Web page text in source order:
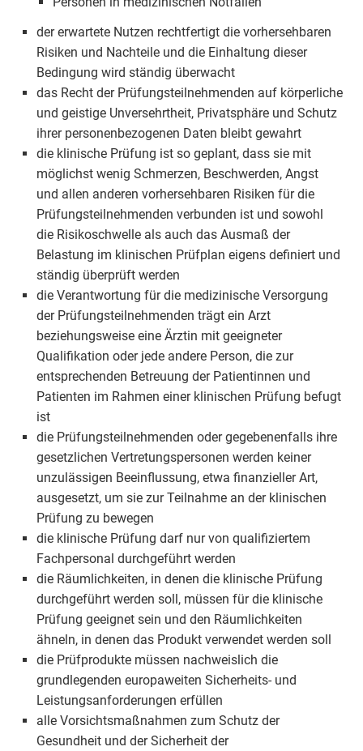
der erwartete Nutzen rechtfertigt die vorhersehbaren
Risiken und Nachteile und die Einhaltung dieser
Bedingung wird ständig überwacht
das Recht der Prüfungsteilnehmenden auf körperliche
und geistige Unversehrtheit, Privatsphäre und Schutz
ihrer personenbezogenen Daten bleibt gewahrt
die klinische Prüfung ist so geplant, dass sie mit
möglichst wenig Schmerzen, Beschwerden, Angst
und allen anderen vorhersehbaren Risiken für die
Prüfungsteilnehmenden verbunden ist und sowohl
die Risikoschwelle als auch das Ausmaß der
Belastung im klinischen Prüfplan eigens definiert und
ständig überprüft werden
die Verantwortung für die medizinische Versorgung
der Prüfungsteilnehmenden trägt ein Arzt
beziehungsweise eine Ärztin mit geeigneter
Qualifikation oder jede andere Person, die zur
entsprechenden Betreuung der Patientinnen und
Patienten im Rahmen einer klinischen Prüfung befugt
ist
die Prüfungsteilnehmenden oder gegebenenfalls ihre
gesetzlichen Vertretungspersonen werden keiner
unzulässigen Beeinflussung, etwa finanzieller Art,
ausgesetzt, um sie zur Teilnahme an der klinischen
Prüfung zu bewegen
die klinische Prüfung darf nur von qualifiziertem
Fachpersonal durchgeführt werden
die Räumlichkeiten, in denen die klinische Prüfung
durchgeführt werden soll, müssen für die klinische
Prüfung geeignet sein und den Räumlichkeiten
ähneln, in denen das Produkt verwendet werden soll
die Prüfprodukte müssen nachweislich die
grundlegenden europaweiten Sicherheits- und
Leistungsanforderungen erfüllen
alle Vorsichtsmaßnahmen zum Schutz der
Gesundheit und der Sicherheit der